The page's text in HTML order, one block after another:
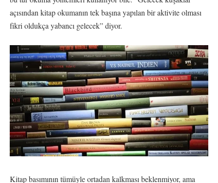
açısından kitap okumanın tek başına yapılan bir aktivite olması
fikri oldukça yabancı gelecek” diyor.
Kitap basımının tümüyle ortadan kalkması beklenmiyor, ama